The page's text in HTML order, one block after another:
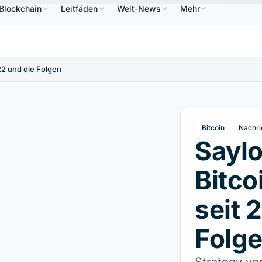
$↑2.10% USDCUSDC 0,9995 $↑0.00% XRP XRP1,09 $↑2.30%
Leitfäden Welt-News Mehr
und die Folgen
Bitcoin
seit